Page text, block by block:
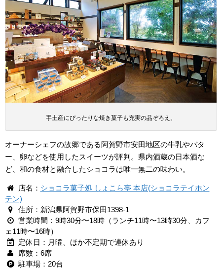
手土産にぴったりな焼き菓子も充実の品ぞろえ。
オーナーシェフの故郷である阿賀野市安田地区の牛乳やバタ
ー、卵などを使用したスイーツが評判。県内酒蔵の日本酒な
ど、和の食材と融合したショコラは唯一無二の味わい。
店名： ショコラ菓子処 しょこら亭 本店(ショコラテイホン
テン)
住所：新潟県阿賀野市保田1398-1
営業時間：9時30分〜18時（ランチ11時〜13時30分、カフ
ェ11時〜16時）
定休日：月曜、ほか不定期で連休あり
席数：6席
駐車場：20台